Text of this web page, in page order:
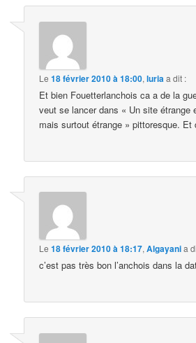
Le18 février 2010 à 18:00,luria a dit :
Et bien Fouetterlanchois ca a de la
veut se lancer dans « Un site étrange
mais surtout étrange » pittoresque. Et
Le18 février 2010 à 18:17,Algayania
c’est pas très bon l’anchois dans la